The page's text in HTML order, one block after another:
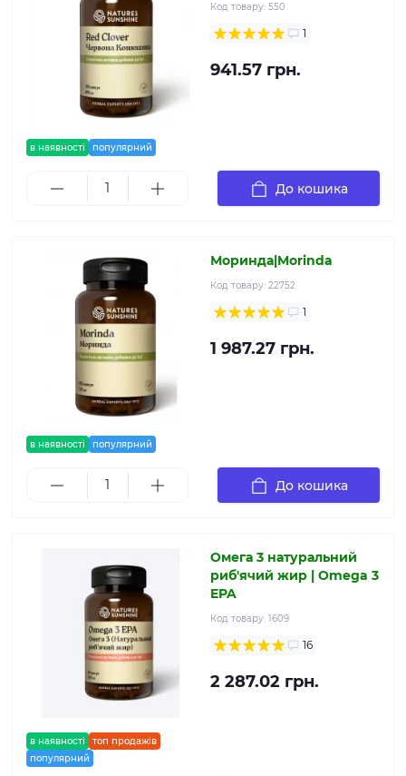
в наявності популярний
Код товару: 550
1
941.57 грн.
До кошика
в наявності популярний
Моринда|Morinda
Код товару: 22752
1
1 987.27 грн.
До кошика
в наявності
топ продажів
популярний
Омега 3 натуральний
риб'ячий жир | Omega 3
EPA
Код товару: 1609
16
2 287.02 грн.